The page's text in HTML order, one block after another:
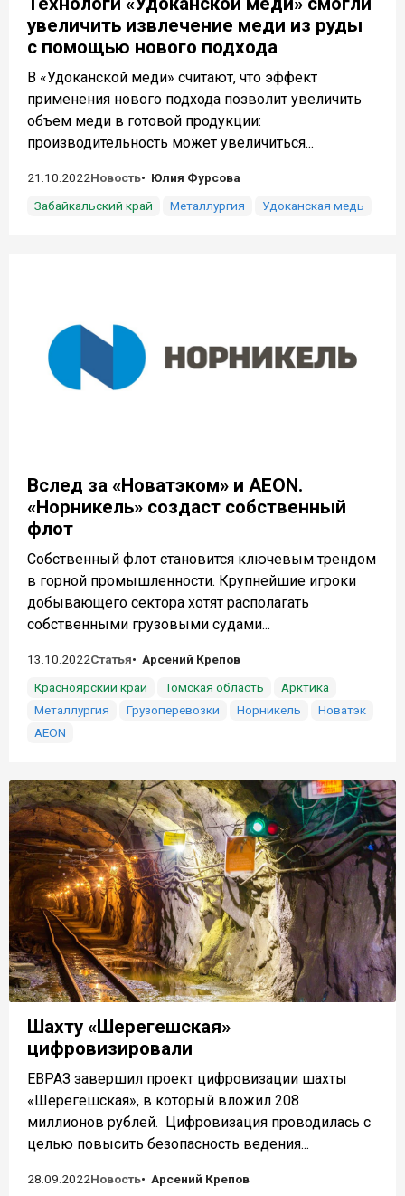
увеличить извлечение меди из руды
с помощью нового подхода
В «Удоканской меди» считают, что эффект
применения нового подхода позволит увеличить
объем меди в готовой продукции:
производительность может увеличиться...
21.10.2022Новость
Юлия Фурсова
Забайкальский край
Металлургия Удоканская медь
Вслед за «Новатэком» и AEON.
«Норникель» создаст собственный
флот
Собственный флот становится ключевым трендом
в горной промышленности. Крупнейшие игроки
добывающего сектора хотят располагать
собственными грузовыми судами...
13.10.2022Статья
Арсений Крепов
Красноярский край
Томская область
Арктика
Металлургия
Грузоперевозки Норникель
Новатэк
AEON
Шахту «Шерегешская»
цифровизировали
ЕВРАЗ завершил проект цифровизации шахты
«Шерегешская», в который вложил 208
миллионов рублей. Цифровизация проводилась с
целью повысить безопасность ведения...
28.09.2022Новость
Арсений Крепов